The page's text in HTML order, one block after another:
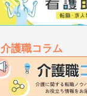
介護職コラム